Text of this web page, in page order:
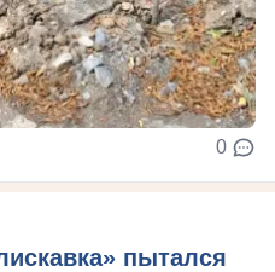
0
пытался